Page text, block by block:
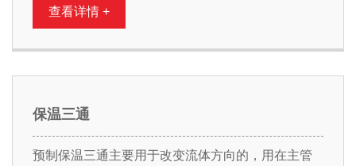
查看详情 +
保温三通
预制保温三通主要用于改变流体方向的，用在主管